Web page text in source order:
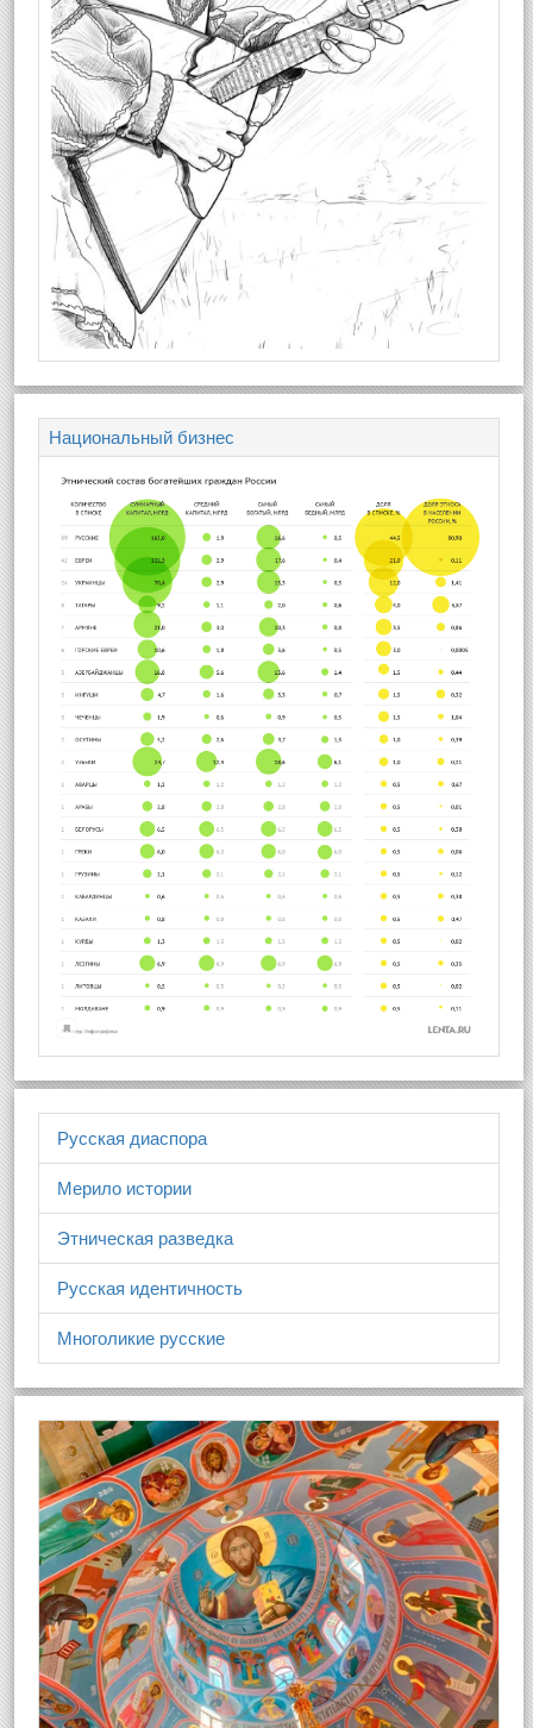
Национальный бизнес
Русская диаспора
Мерило истории
Этническая разведка
Русская идентичность
Многоликие русские